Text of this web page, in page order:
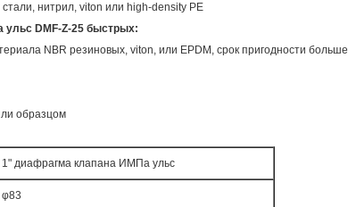
нитрил, viton или high-density PE
DMF-Z-25 быстрых:
NBR резиновых, viton, или EPDM, срок пригодности
образцом
1" диафрагма клапана ИМПа ульс
φ83